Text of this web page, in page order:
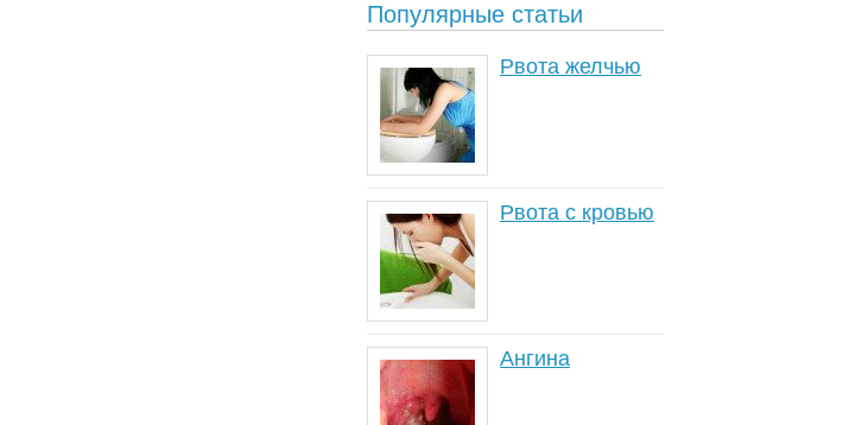
Популярные статьи
Рвота желчью
Рвота с кровью
Ангина